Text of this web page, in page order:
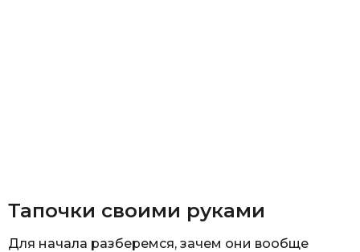
Тапочки своими руками
Для начала разберемся, зачем они вообще